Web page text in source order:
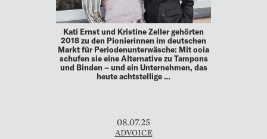
Kati Ernst und Kristine Zeller gehörten
2018 zu den Pionierinnen im deutschen
Markt für Periodenunterwäsche: Mit ooia
schufen sie eine Alternative zu Tampons
und Binden – und ein Unternehmen, das
heute achtstellige …
08.07.25
ADVOICE